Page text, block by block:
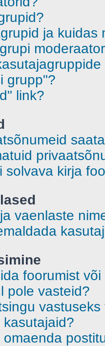
ja kuidas
grupp"?
link?
solvava kirja
vaenlaste
foorumist
pole vasteid?